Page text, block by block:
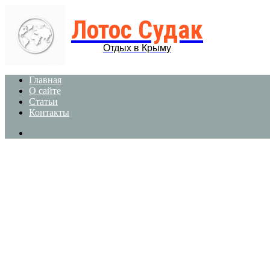
Лотос Судак
Отдых в Крыму
Главная
О сайте
Статьи
Контакты